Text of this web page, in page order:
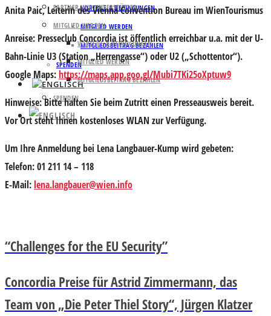
VORTEILE & BEDINGUNGEN
MITGLIED WERDEN
MITGLIEDSBEITRAG BEZAHLEN
SPENDEN
PARTNER UND UNTERSTÜTZER
MITGLIED WERDEN
VORTEILE & BEDINGUNGEN
MITGLIED WERDEN
MITGLIEDSBEITRAG BEZAHLEN
SPENDEN
Anita Paic, Leiterin des Vienna Convention Bureau im WienTourismus
Anreise: Presseclub Concordia ist öffentlich erreichbar u.a. mit der U-
Bahn-Linie U3 (Station „Herrengasse“) oder U2 („Schottentor“).
Google Maps:https://maps.app.goo.gl/Mubi7TKi25oXptuw9
Hinweise:Bitte halten Sie beim Zutritt einen Presseausweis bereit.
Vor Ort steht Ihnen kostenloses WLAN zur Verfügung.
Um IhreAnmeldungbei Lena Langbauer-Kumpwird gebeten:
Telefon: 01 211 14 – 118
E-Mail:lena.langbauer@wien.info
“Challenges for the EU Security”
Concordia Preise für Astrid Zimmermann, das
Team von „Die Peter Thiel Story“, Jürgen Klatzer